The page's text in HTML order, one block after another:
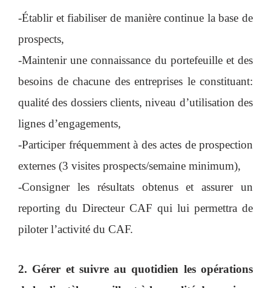
-Établir et fiabiliser de manière continue la base de
prospects,
-Maintenir une connaissance du portefeuille et des
besoins de chacune des entreprises le constituant:
qualité des dossiers clients, niveau d’utilisation des
lignes d’engagements,
-Participer fréquemment à des actes de prospection
externes (3 visites prospects/semaine minimum),
-Consigner les résultats obtenus et assurer un
reporting du Directeur CAF qui lui permettra de
piloter l’activité du CAF.
2. Gérer et suivre au quotidien les opérations